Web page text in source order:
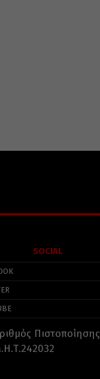
SOCIAL
Πιστοποίησης